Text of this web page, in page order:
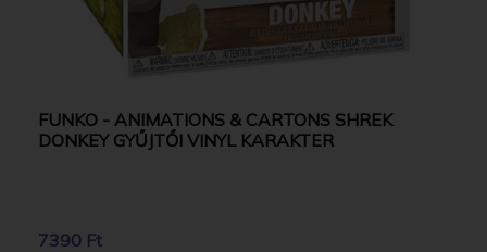
FUNKO - ANIMATIONS & CARTONS SHREK
DONKEY GYŰJTŐI VINYL KARAKTER
7390 Ft